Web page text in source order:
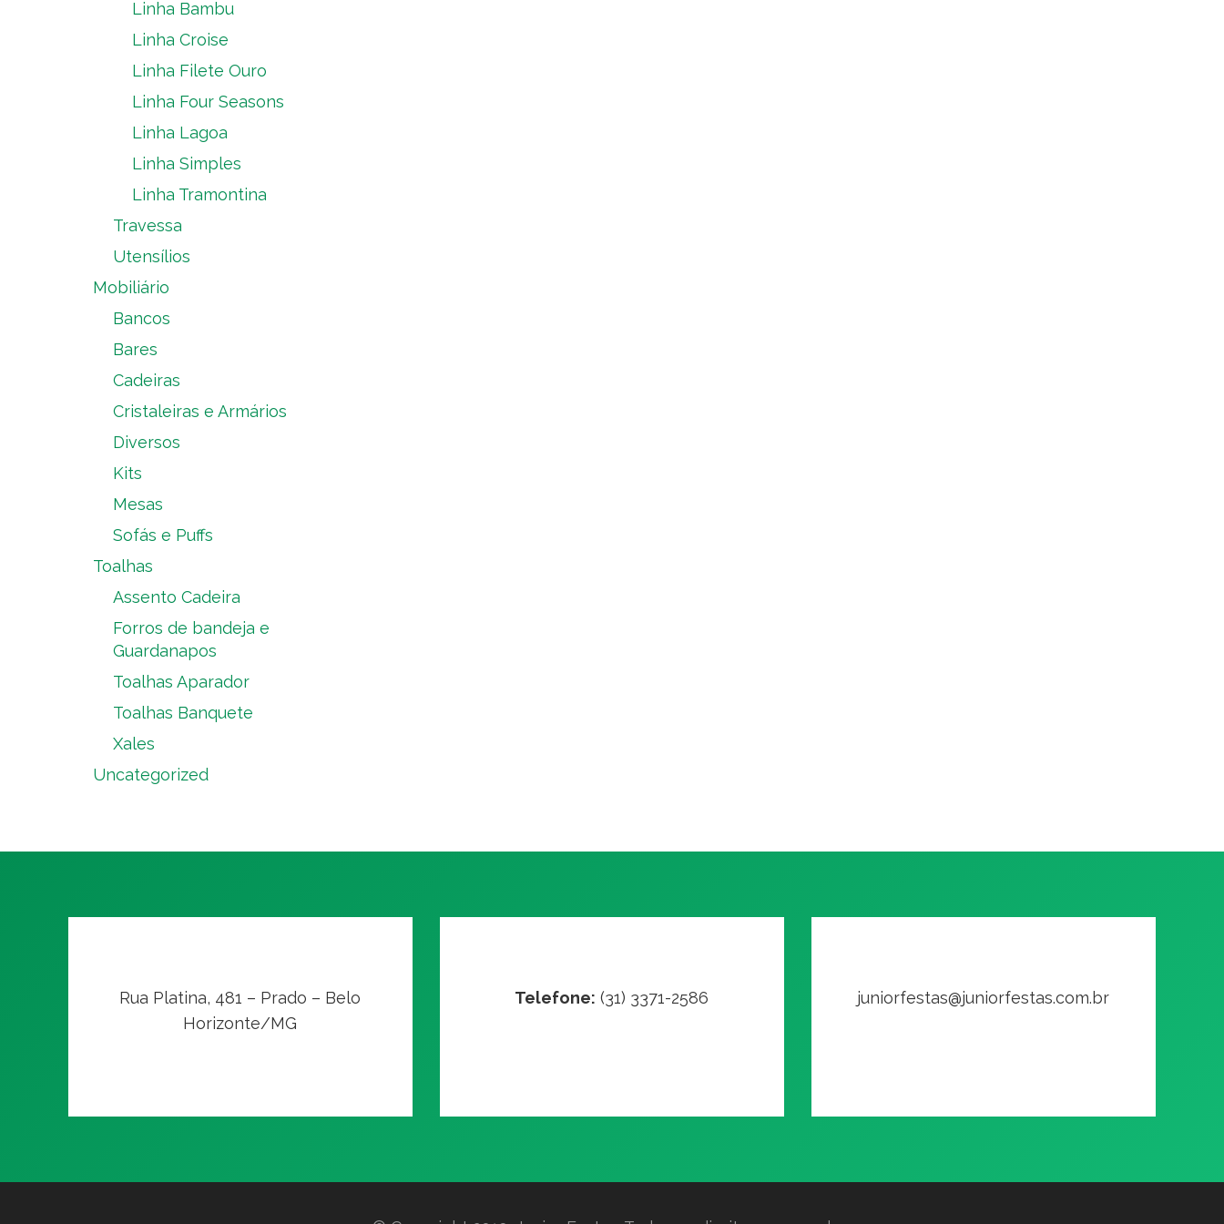
Linha Bambu
Linha Croise
Linha Filete Ouro
Linha Four Seasons
Linha Lagoa
Linha Simples
Linha Tramontina
Travessa
Utensílios
Mobiliário
Bancos
Bares
Cadeiras
Cristaleiras e Armários
Diversos
Kits
Mesas
Sofás e Puffs
Toalhas
Assento Cadeira
Forros de bandeja e
Guardanapos
Toalhas Aparador
Toalhas Banquete
Xales
Uncategorized
Rua Platina, 481 – Prado – Belo
Horizonte/MG
Telefone: (31) 3371-2586 juniorfestas@juniorfestas.com.br